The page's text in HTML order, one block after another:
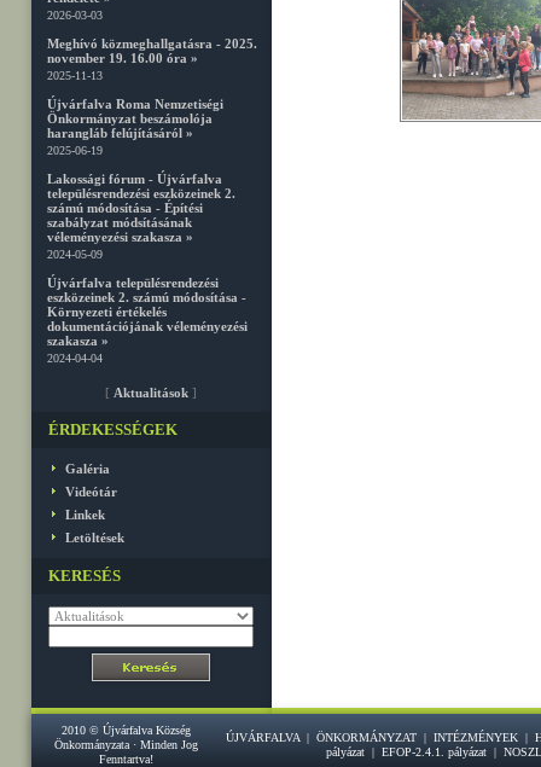
2026-03-03
Meghívó közmeghallgatásra - 2025.
november 19. 16.00 óra »
2025-11-13
Újvárfalva Roma Nemzetiségi
Önkormányzat beszámolója
harangláb felújításáról »
2025-06-19
Lakossági fórum - Újvárfalva
településrendezési eszközeinek 2.
számú módosítása - Építési
szabályzat módsításának
véleményezési szakasza »
2024-05-09
Újvárfalva településrendezési
eszközeinek 2. számú módosítása -
Környezeti értékelés
dokumentációjának véleményezési
szakasza »
2024-04-04
[ Aktualitások ]
ÉRDEKESSÉGEK
Galéria
Videótár
Linkek
Letöltések
KERESÉS
2010 © Újvárfalva Község
Önkormányzata · Minden Jog
Fenntartva!
ÚJVÁRFALVA | ÖNKORMÁNYZAT | INTÉZMÉNYEK |
pályázat| EFOP-2.4.1. pályázat|